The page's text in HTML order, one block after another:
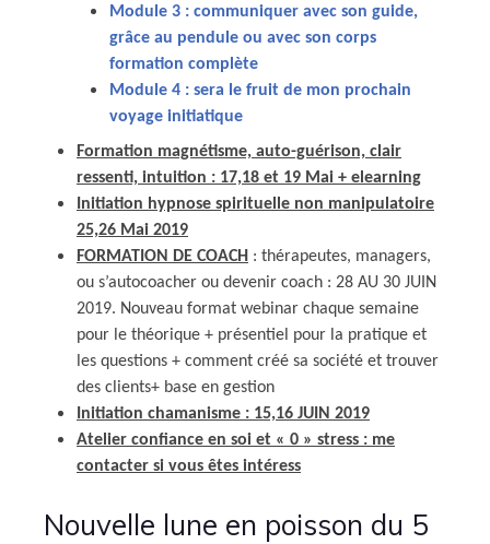
Module 3 : communiquer avec son guide,
grâce au pendule ou avec son corps
formation complète
Module 4 : sera le fruit de mon prochain
voyage initiatique
Formation magnétisme, auto-guérison, clair
ressenti, intuition : 17,18 et 19 Mai + elearning
Initiation hypnose spirituelle non manipulatoire
25,26 Mai 2019
FORMATION DE COACH : thérapeutes, managers,
ou s’autocoacher ou devenir coach : 28 AU 30 JUIN
2019. Nouveau format webinar chaque semaine
pour le théorique + présentiel pour la pratique et
les questions + comment créé sa société et trouver
des clients+ base en gestion
Initiation chamanisme : 15,16 JUIN 2019
Atelier confiance en soi et « 0 » stress : me
contacter si vous êtes intéress
Nouvelle lune en poisson du 5